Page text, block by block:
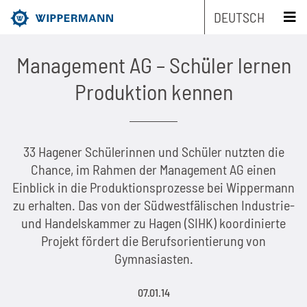
DEUTSCH
Industrieketten nach Typ
Übersicht
Rollenketten
Mitnehmerketten
Industrieketten nach Marken
Übersicht
Biathlonketten
Wartungsfreie Ketten
Kundenspezifische Ketten
Übersicht
Entwicklungsschwerpunkte
Produkt-Engineering
Fertigungs-Engineering
Schmierstoff-Engineering
Branchen
Übersicht
Maschinen- und Anlagenbau
Lebensmittelindustrie
Service
Übersicht
Unternehmen
Die Unternehmensgruppe
Management AG – Schüler lernen
Produktion kennen
33 Hagener Schülerinnen und Schüler nutzten die
Chance, im Rahmen der Management AG einen
Einblick in die Produktionsprozesse bei Wippermann
zu erhalten. Das von der Südwestfälischen Industrie-
und Handelskammer zu Hagen (SIHK) koordinierte
Projekt fördert die Berufsorientierung von
Gymnasiasten.
07.01.14